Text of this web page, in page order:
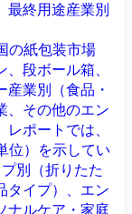
最終用途産業別
の紙包装市場
段ボール箱、
業別（食品・
、その他のエン
ポートでは、
位）を示してい
別（折りたた
タイプ）、エン
ナルケア・家庭